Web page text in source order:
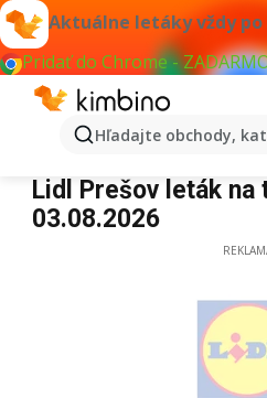
Aktuálne letáky vždy
Pridať do Chrome -
Hľadajte obchody,
Lidl Prešov
Lidl Prešov leták na
03.08.2026